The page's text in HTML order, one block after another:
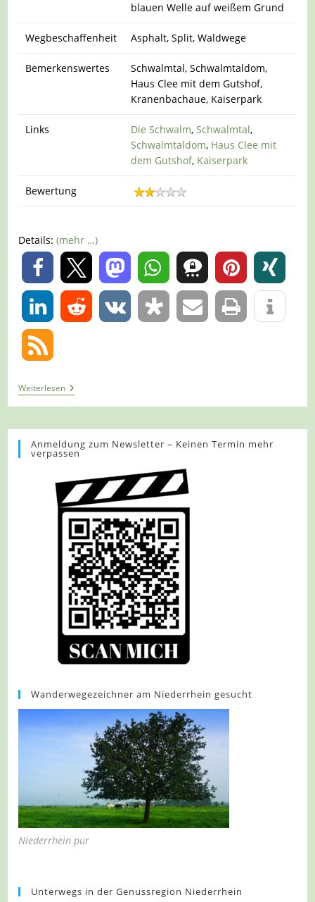
blauen Welle auf weißem Grund
Wegbeschaffenheit Asphalt, Split, Waldwege
Bemerkenswertes
Schwalmtal, Schwalmtaldom,
Haus Clee mit dem Gutshof,
Kranenbachaue, Kaiserpark
Links Die Schwalm,Schwalmtal,
Schwalmtaldom, Haus Clee mit
dem Gutshof, Kaiserpark
Bewertung
Details:(mehr …)
0
0
WeiterlesenTour
947
–
–
Schwalmtalwanderweg
2
Anmeldung zum Newsletter – Keinen Termin mehr
verpassen
Wanderwegezeichner am Niederrhein gesucht
Niederrhein pur
Unterwegs in der Genussregion Niederrhein